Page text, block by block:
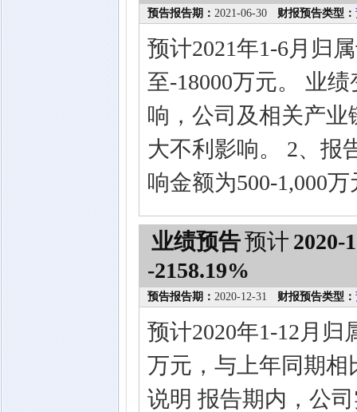
预告报告期： 2021-06-30 财报预告类型：
预计2021年1-6月归
至-18000万元。 业
响，公司及相关产
大不利影响。 2、报
响金额为500-1,000
业绩预告预计 2020-
-2158.19%
预告报告期： 2020-12-31 财报预告类型：
预计2020年1-12月归
万元，与上年同期相
说明 报告期内，公